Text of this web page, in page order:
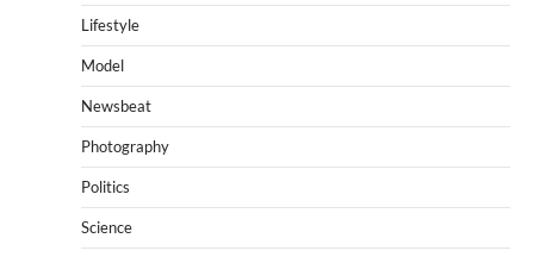
Lifestyle
Model
Newsbeat
Photography
Politics
Science